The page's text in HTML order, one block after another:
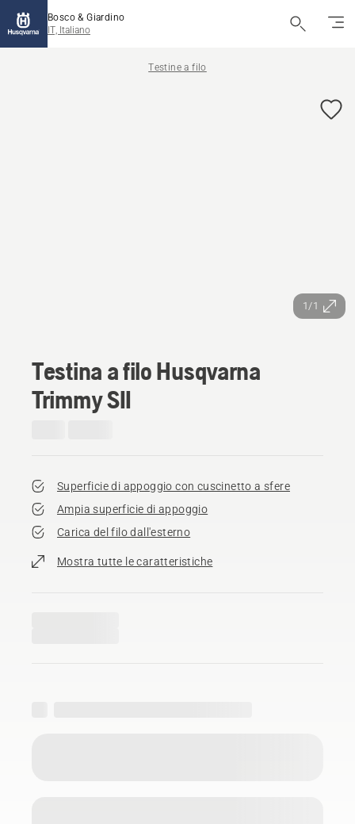
Bosco & Giardino
IT, Italiano
Testine a filo
1/1
Testina a filo Husqvarna
Trimmy SII
Superficie di appoggio con cuscinetto a sfere
Ampia superficie di appoggio
Carica del filo dall'esterno
Mostra tutte le caratteristiche